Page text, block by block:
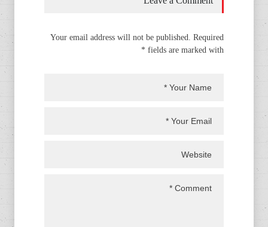
Your email address will not be published. Required
fields are marked with *